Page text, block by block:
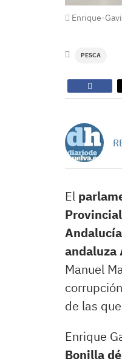
Enrique-
PESCA
El
andaluza
Manuel
de las
Enrique
Bonilla